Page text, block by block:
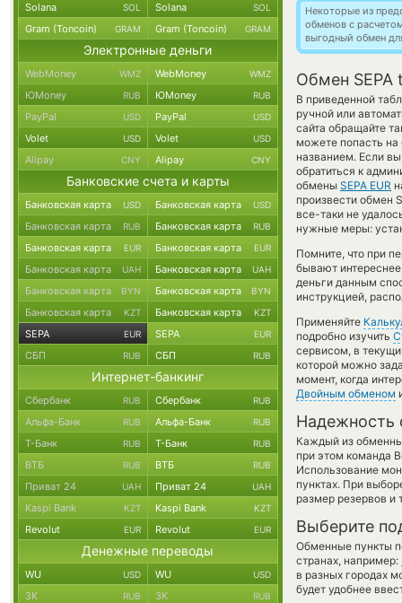
Некоторые из
обменов с
выгодный обмен
Обмен SEPA
В приведенной
ручной или
сайта обращайте
можете попасть на
названием. Если
обратиться к
обмены SEPA EUR
произвести обмен
все-таки не
нужные меры:
Помните, что при
бывают
деньги данным
инструкцией,
Применяйте
подробно изучить
сервисом, в
которой можно
момент, когда
Двойным обменом
Надежность
Каждый из
при этом команда
Использование
пунктах. При
размер резервов и
Выберите
Обменные пункты
странах, например:
в разных городах
будет удобнее
Solana SOL Solana SOL
Gram (Toncoin) GRAM Gram (Toncoin) GRAM
Электронные деньги
WebMoney WMZ WebMoney WMZ
ЮMoney RUB ЮMoney RUB
PayPal USD PayPal USD
Volet USD Volet USD
Alipay CNY Alipay CNY
Банковские счета и карты
Банковская карта USD Банковская карта USD
Банковская карта RUB Банковская карта RUB
Банковская карта EUR Банковская карта EUR
Банковская карта UAH Банковская карта UAH
Банковская карта BYN Банковская карта BYN
Банковская карта KZT Банковская карта KZT
SEPA EUR SEPA EUR
СБП RUB СБП RUB
Интернет-банкинг
Сбербанк RUB Сбербанк RUB
Альфа-Банк RUB Альфа-Банк RUB
Т-Банк RUB Т-Банк RUB
ВТБ RUB ВТБ RUB
Приват 24 UAH Приват 24 UAH
Kaspi Bank KZT Kaspi Bank KZT
Revolut EUR Revolut EUR
Денежные переводы
WU USD WU USD
ЗК RUB ЗК RUB